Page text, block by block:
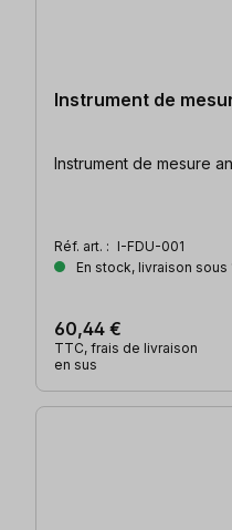
Instrument de
Instrument de mesure
Réf. art. : I-FDU-001
En stock, livraison sous
60,44 €
TTC, frais de livraison
en sus